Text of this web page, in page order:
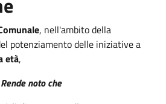
, nell'ambito della
potenziamento delle iniziative a
età,
Rende noto che